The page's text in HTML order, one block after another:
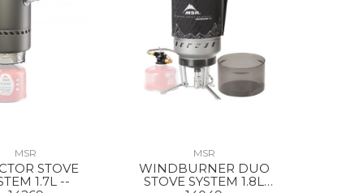
MSR
STOVE
1.7L --
MSR
WINDBURNER DUO
STOVE SYSTEM 1.8L